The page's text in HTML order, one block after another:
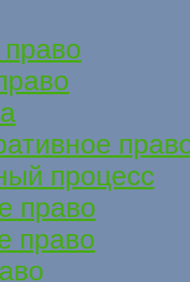
процесс
право
право